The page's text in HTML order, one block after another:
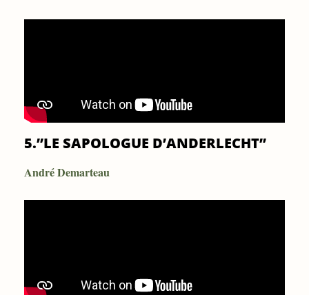
5.”LE SAPOLOGUE D’ANDERLECHT”
André Demarteau